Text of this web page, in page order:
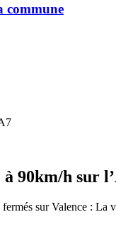
commune
90km/h sur
sur Valence : La